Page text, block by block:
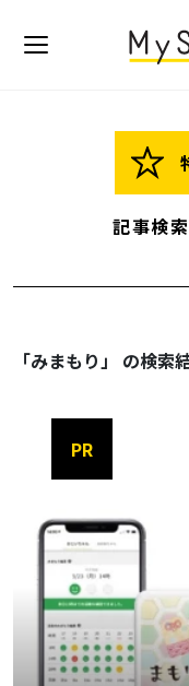
記事検
「みまもり」 の検索
PR